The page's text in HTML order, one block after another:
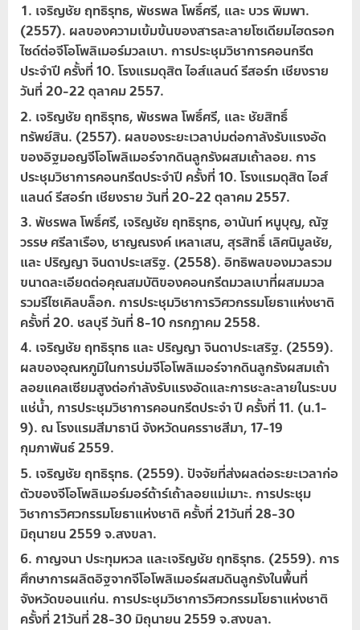
เจริญชัย ฤทธิรุทธ, พัชรพล โพธิ์ศรี, และ บวร พิมพา.
(2557). ผลของความเข้มข้นของสารละลายโซเดียมไฮดรอก
ไซด์ต่อจีโอโพลิเมอร์มวลเบา. การประชุมวิชาการคอนกรีต
ประจำปี ครั้งที่ 10. โรงแรมดุสิต ไอส์แลนด์ รีสอร์ท เชียงราย
วันที่ 20-22 ตุลาคม 2557.
เจริญชัย ฤทธิรุทธ, พัชรพล โพธิ์ศรี, และ ชัยสิทธิ์
ทรัพย์สิน. (2557). ผลของระยะเวลาบ่มต่อกาลังรับแรงอัด
ของอิฐมอญจีโอโพลิเมอร์จากดินลูกรังผสมเถ้าลอย. การ
ประชุมวิชาการคอนกรีตประจำปี ครั้งที่ 10. โรงแรมดุสิต ไอส์
แลนด์ รีสอร์ท เชียงราย วันที่ 20-22 ตุลาคม 2557.
พัชรพล โพธิ์ศรี, เจริญชัย ฤทธิรุทธ, อานันท์ หนูบุญ, ณัฐ
วรรษ ศรีลาเรือง, ชาญณรงค์ เหลาเสน, สุรสิทธิ์ เลิศนิมูลชัย,
และ ปริญญา จินดาประเสริฐ. (2558). อิทธิพลของมวลรวม
ขนาดละเอียดต่อคุณสมบัติของคอนกรีตมวลเบาที่ผสมมวล
รวมรีไซเคิลบล็อก. การประชุมวิชาการวิศวกรรมโยธาแห่งชาติ
ครั้งที่ 20. ชลบุรี วันที่ 8-10 กรกฎาคม 2558.
เจริญชัย ฤทธิรุทธ และ ปริญญา จินดาประเสริฐ. (2559).
ผลของอุณหภูมิในการบ่มจีโอโพลิเมอร์จากดินลูกรังผสมเถ้า
ลอยแคลเซียมสูงต่อกำลังรับแรงอัดและการชะละลายในระบบ
แช่น้ำ, การประชุมวิชาการคอนกรีตประจำ ปี ครั้งที่ 11. (น.1-
9). ณ โรงแรมสีมาธานี จังหวัดนครราชสีมา, 17-19
กุมภาพันธ์ 2559.
เจริญชัย ฤทธิรุทธ. (2559). ปัจจัยที่ส่งผลต่อระยะเวลาก่อ
ตัวของจีโอโพลิเมอร์มอร์ต้าร์เถ้าลอยแม่เมาะ. การประชุม
วิชาการวิศวกรรมโยธาแห่งชาติ ครั้งที่ 21วันที่ 28-30
มิถุนายน 2559 จ.สงขลา.
กาญจนา ประทุมหวล และเจริญชัย ฤทธิรุทธ. (2559). การ
ศึกษาการผลิตอิฐจากจีโอโพลิเมอร์ผสมดินลูกรังในพื้นที่
จังหวัดขอนแก่น. การประชุมวิชาการวิศวกรรมโยธาแห่งชาติ
ครั้งที่ 21วันที่ 28-30 มิถุนายน 2559 จ.สงขลา.